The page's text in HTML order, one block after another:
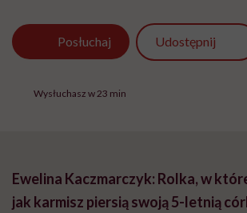
Posłuchaj Udostępnij
Wysłuchasz w 23 min
Ewelina Kaczmarczyk: Rolka, w
jak karmisz piersią swoją 5-letnią